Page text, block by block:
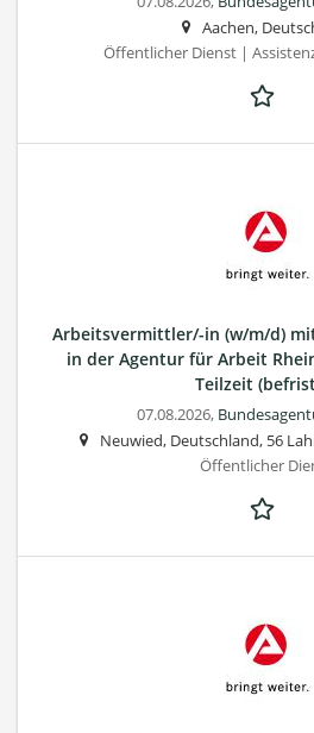
Aachen,
Öffentlicher Dienst |
Arbeitsvermittler/-in (w/m/d)
in der Agentur für Arbeit
Teilzeit
07.08.2026,
Neuwied, Deutschland, 56
Öffentlicher